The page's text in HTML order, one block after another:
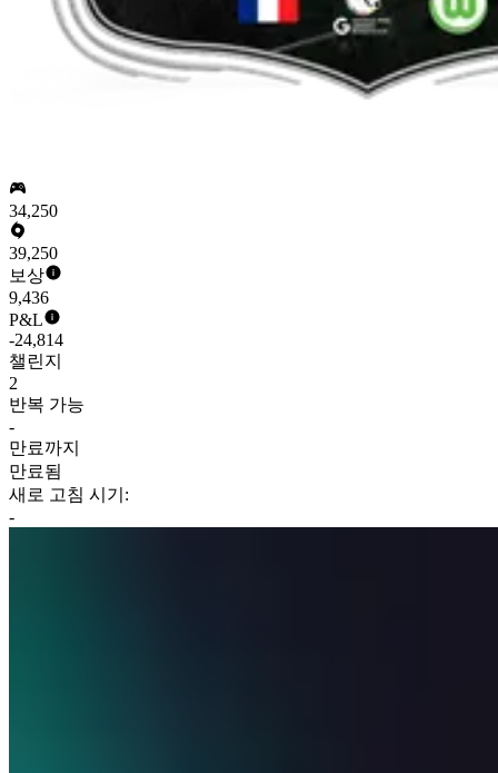
34,250
39,250
보상
9,436
P&L
-24,814
챌린지
2
반복 가능
-
만료까지
만료됨
새로 고침 시기:
-